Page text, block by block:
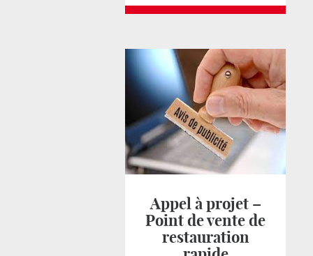
Appel à projet –
Point de vente de
restauration